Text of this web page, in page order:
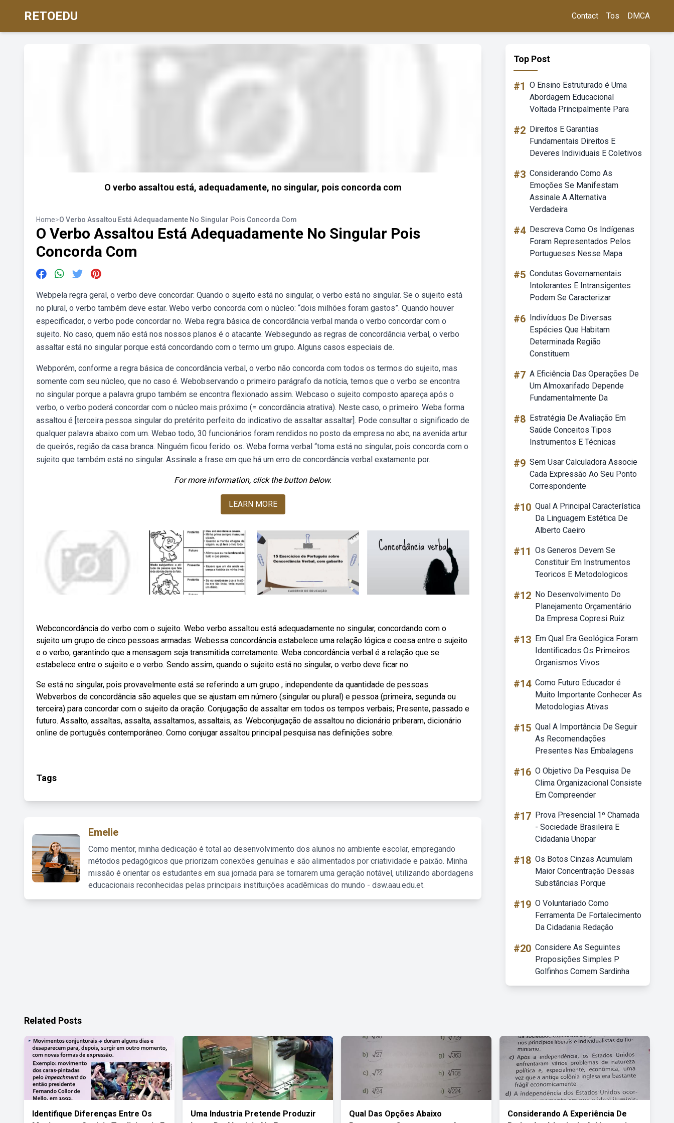
RETOEDU Contact Tos DMCA
O verbo assaltou está, adequadamente, no singular, pois concorda com
Home>O Verbo Assaltou Está Adequadamente No Singular Pois Concorda Com
O Verbo Assaltou Está Adequadamente No Singular Pois
Concorda Com
Webpela regra geral, o verbo deve concordar: Quando o sujeito está no singular, o verbo está no singular. Se o sujeito está
no plural, o verbo também deve estar. Webo verbo concorda com o núcleo: “dois milhões foram gastos”. Quando houver
especificador, o verbo pode concordar no. Weba regra básica de concordância verbal manda o verbo concordar com o
sujeito. No caso, quem não está nos nossos planos é o atacante. Websegundo as regras de concordância verbal, o verbo
assaltar está no singular porque está concordando com o termo um grupo. Alguns casos especiais de.
Webporém, conforme a regra básica de concordância verbal, o verbo não concorda com todos os termos do sujeito, mas
somente com seu núcleo, que no caso é. Webobservando o primeiro parágrafo da notícia, temos que o verbo se encontra
no singular porque a palavra grupo também se encontra flexionado assim. Webcaso o sujeito composto apareça após o
verbo, o verbo poderá concordar com o núcleo mais próximo (= concordância atrativa). Neste caso, o primeiro. Weba forma
assaltou é [terceira pessoa singular do pretérito perfeito do indicativo de assaltar assaltar]. Pode consultar o significado de
qualquer palavra abaixo com um. Webao todo, 30 funcionários foram rendidos no posto da empresa no abc, na avenida artur
de queirós, região da casa branca. Ninguém ficou ferido. os. Weba forma verbal “toma está no singular, pois concorda com o
sujeito que também está no singular. Assinale a frase em que há um erro de concordância verbal exatamente por.
For more information, click the button below.
LEARN MORE
Webconcordância do verbo com o sujeito. Webo verbo assaltou está adequadamente no singular, concordando com o
sujeito um grupo de cinco pessoas armadas. Webessa concordância estabelece uma relação lógica e coesa entre o sujeito
e o verbo, garantindo que a mensagem seja transmitida corretamente. Weba concordância verbal é a relação que se
estabelece entre o sujeito e o verbo. Sendo assim, quando o sujeito está no singular, o verbo deve ficar no.
Se está no singular, pois provavelmente está se referindo a um grupo , independente da quantidade de pessoas.
Webverbos de concordância são aqueles que se ajustam em número (singular ou plural) e pessoa (primeira, segunda ou
terceira) para concordar com o sujeito da oração. Conjugação de assaltar em todos os tempos verbais; Presente, passado e
futuro. Assalto, assaltas, assalta, assaltamos, assaltais, as. Webconjugação de assaltou no dicionário priberam, dicionário
online de português contemporâneo. Como conjugar assaltou principal pesquisa nas definições sobre.
Tags
Emelie
Como mentor, minha dedicação é total ao desenvolvimento dos alunos no ambiente escolar, empregando
métodos pedagógicos que priorizam conexões genuínas e são alimentados por criatividade e paixão. Minha
missão é orientar os estudantes em sua jornada para se tornarem uma geração notável, utilizando abordagens
educacionais reconhecidas pelas principais instituições acadêmicas do mundo - dsw.aau.edu.et.
Top Post
#1 O Ensino Estruturado é Uma
Abordagem Educacional
Voltada Principalmente Para
#2 Direitos E Garantias
Fundamentais Direitos E
Deveres Individuais E Coletivos
#3 Considerando Como As
Emoções Se Manifestam
Assinale A Alternativa
Verdadeira
#4 Descreva Como Os Indígenas
Foram Representados Pelos
Portugueses Nesse Mapa
#5 Condutas Governamentais
Intolerantes E Intransigentes
Podem Se Caracterizar
#6 Indivíduos De Diversas
Espécies Que Habitam
Determinada Região
Constituem
#7 A Eficiência Das Operações De
Um Almoxarifado Depende
Fundamentalmente Da
#8 Estratégia De Avaliação Em
Saúde Conceitos Tipos
Instrumentos E Técnicas
#9 Sem Usar Calculadora Associe
Cada Expressão Ao Seu Ponto
Correspondente
#10 Qual A Principal Característica
Da Linguagem Estética De
Alberto Caeiro
#11 Os Generos Devem Se
Constituir Em Instrumentos
Teoricos E Metodologicos
#12 No Desenvolvimento Do
Planejamento Orçamentário
Da Empresa Copresi Ruiz
#13 Em Qual Era Geológica Foram
Identificados Os Primeiros
Organismos Vivos
#14 Como Futuro Educador é
Muito Importante Conhecer As
Metodologias Ativas
#15 Qual A Importância De Seguir
As Recomendações
Presentes Nas Embalagens
#16 O Objetivo Da Pesquisa De
Clima Organizacional Consiste
Em Compreender
#17 Prova Presencial 1º Chamada
- Sociedade Brasileira E
Cidadania Unopar
#18 Os Botos Cinzas Acumulam
Maior Concentração Dessas
Substâncias Porque
#19 O Voluntariado Como
Ferramenta De Fortalecimento
Da Cidadania Redação
#20 Considere As Seguintes
Proposições Simples P
Golfinhos Comem Sardinha
Related Posts
Identifique Diferenças Entre Os
Uma Industria Pretende Produzir
Qual Das Opções Abaixo
Considerando A Experiência De